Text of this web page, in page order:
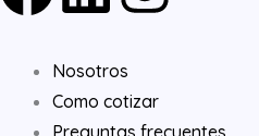
c n s
Nosotros
Como cotizar
Preguntas frecuentes